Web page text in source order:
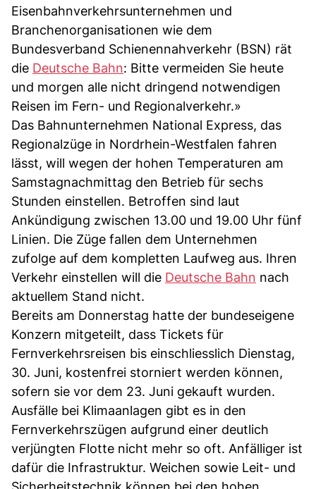
Eisenbahnverkehrsunternehmen und
Branchenorganisationen wie dem
Bundesverband Schienennahverkehr (BSN) rät
die Deutsche Bahn: Bitte vermeiden Sie heute
und morgen alle nicht dringend notwendigen
Reisen im Fern- und Regionalverkehr.»
Das Bahnunternehmen National Express, das
Regionalzüge in Nordrhein-Westfalen fahren
lässt, will wegen der hohen Temperaturen am
Samstagnachmittag den Betrieb für sechs
Stunden einstellen. Betroffen sind laut
Ankündigung zwischen 13.00 und 19.00 Uhr fünf
Linien. Die Züge fallen dem Unternehmen
zufolge auf dem kompletten Laufweg aus. Ihren
Verkehr einstellen will die Deutsche Bahn nach
aktuellem Stand nicht.
Bereits am Donnerstag hatte der bundeseigene
Konzern mitgeteilt, dass Tickets für
Fernverkehrsreisen bis einschliesslich Dienstag,
30. Juni, kostenfrei storniert werden können,
sofern sie vor dem 23. Juni gekauft wurden.
Ausfälle bei Klimaanlagen gibt es in den
Fernverkehrszügen aufgrund einer deutlich
verjüngten Flotte nicht mehr so oft. Anfälliger ist
dafür die Infrastruktur. Weichen sowie Leit- und